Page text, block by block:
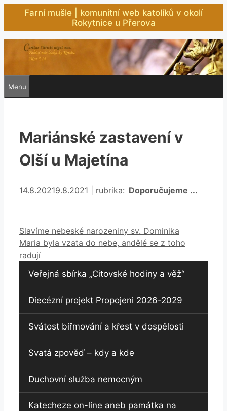
Přeskočit
obsah
Farní mušle | komunitní web katolíků v okolí
Rokytnice u Přerova
Menu
Mariánské zastavení v
Olší u Majetína
14.8.20219.8.2021 rubrika: Rubriky
Doporučujeme ...
Slavíme nebeské narozeniny sv. Dominika
Maria byla vzata do nebe, andělé se z toho
radují
Veřejná sbírka „Citovské hodiny a věž“
Diecézní projekt Propojeni 2026-2029
Svátost biřmování a křest v dospělosti
Svatá zpověď – kdy a kde
Duchovní služba nemocným
Katecheze on-line aneb památka na